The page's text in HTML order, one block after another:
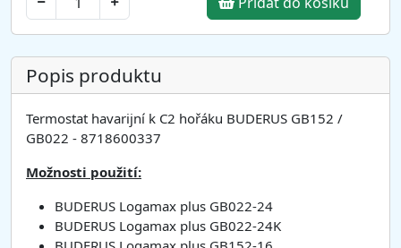
Popis produktu
Termostat havarijní k C2 hořáku BUDERUS GB152 /
GB022 - 8718600337
Možnosti použití:
BUDERUS Logamax plus GB022-24
BUDERUS Logamax plus GB022-24K